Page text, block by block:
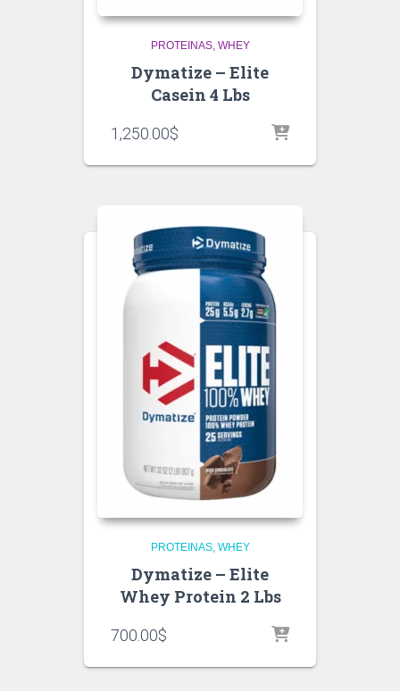
PROTEINAS WHEY
Dymatize – Elite
Casein 4 Lbs
1,250.00$
PROTEINAS WHEY
Dymatize – Elite
Whey Protein 2 Lbs
700.00$